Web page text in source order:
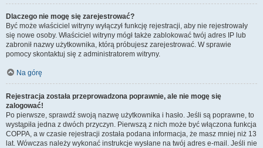
Dlaczego nie mogę się zarejestrować?
Być może właściciel witryny wyłączył funkcję rejestracji, aby nie rejestrowały
się nowe osoby. Właściciel witryny mógł także zablokować twój adres IP lub
zabronił nazwy użytkownika, którą próbujesz zarejestrować. W sprawie
pomocy skontaktuj się z administratorem witryny.
Na górę
Rejestracja została przeprowadzona poprawnie, ale nie mogę się
zalogować!
Po pierwsze, sprawdź swoją nazwę użytkownika i hasło. Jeśli są poprawne, to
wystąpiła jedna z dwóch przyczyn. Pierwszą z nich może być włączona funkcja
COPPA, a w czasie rejestracji została podana informacja, że masz mniej niż 13
lat. Wówczas należy wykonać instrukcje wysłane na twój adres e-mail. Jeśli nie